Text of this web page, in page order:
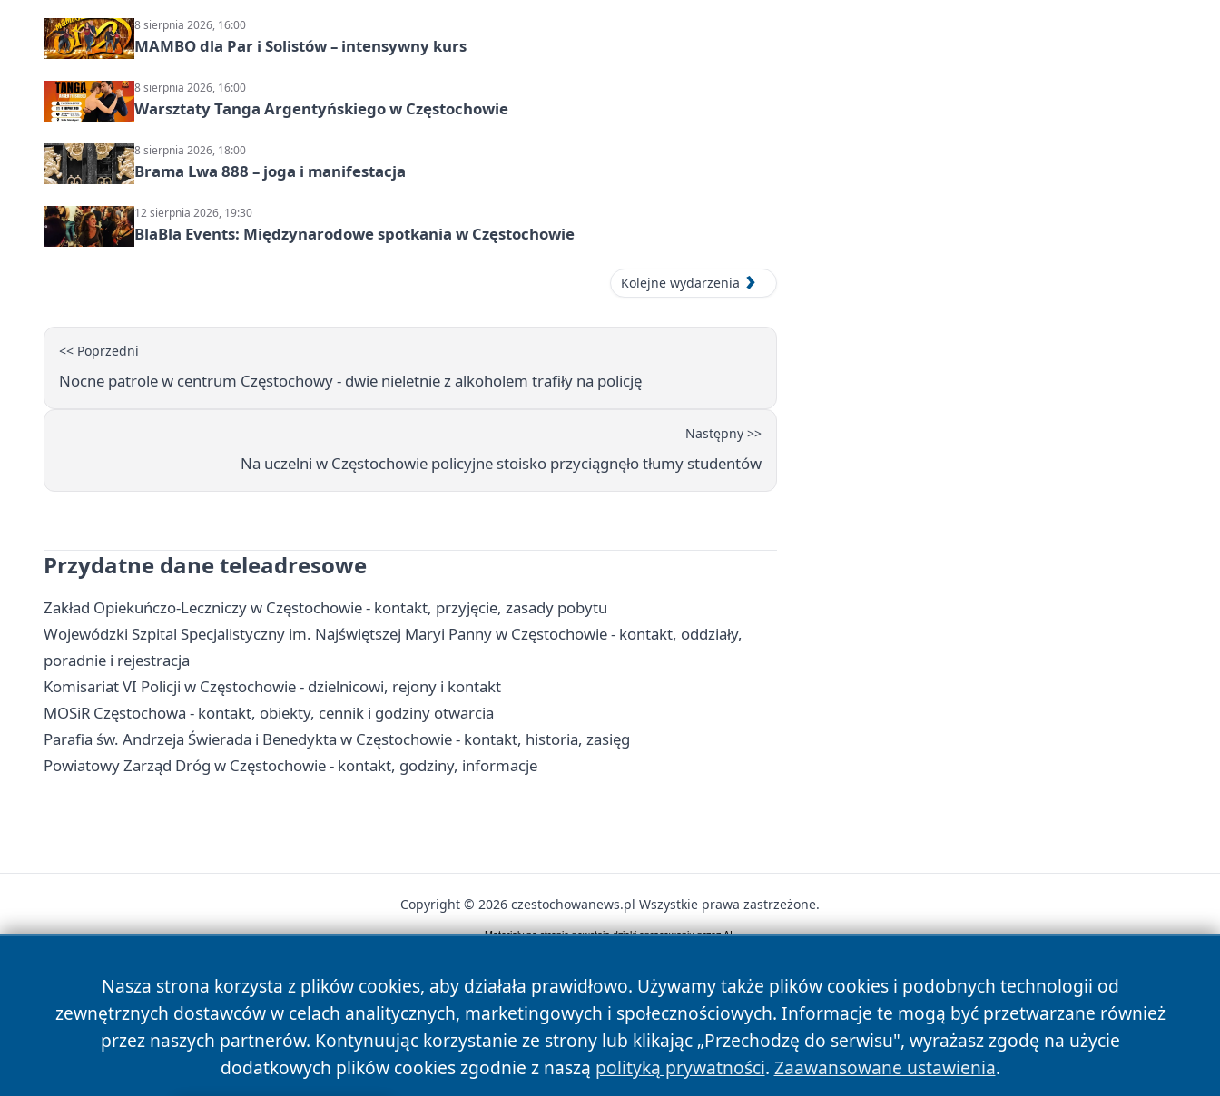
8 sierpnia 2026, 16:00
MAMBO dla Par i Solistów – intensywny kurs
8 sierpnia 2026, 16:00
Warsztaty Tanga Argentyńskiego w Częstochowie
8 sierpnia 2026, 18:00
Brama Lwa 888 – joga i manifestacja
12 sierpnia 2026, 19:30
BlaBla Events: Międzynarodowe spotkania w Częstochowie
Kolejne wydarzenia
<< Poprzedni
Nocne patrole w centrum Częstochowy - dwie nieletnie z alkoholem trafiły na policję
Następny >>
Na uczelni w Częstochowie policyjne stoisko przyciągnęło tłumy studentów
Przydatne dane teleadresowe
Zakład Opiekuńczo-Leczniczy w Częstochowie - kontakt, przyjęcie, zasady pobytu
Wojewódzki Szpital Specjalistyczny im. Najświętszej Maryi Panny w Częstochowie - kontakt, oddziały,
poradnie i rejestracja
Komisariat VI Policji w Częstochowie - dzielnicowi, rejony i kontakt
MOSiR Częstochowa - kontakt, obiekty, cennik i godziny otwarcia
Parafia św. Andrzeja Świerada i Benedykta w Częstochowie - kontakt, historia, zasięg
Powiatowy Zarząd Dróg w Częstochowie - kontakt, godziny, informacje
Nasza strona korzysta z plików cookies, aby działała prawidłowo. Używamy także plików cookies i podobnych technologii od
zewnętrznych dostawców w celach analitycznych, marketingowych i społecznościowych. Informacje te mogą być przetwarzane również
przez naszych partnerów. Kontynuując korzystanie ze strony lub klikając „Przechodzę do serwisu", wyrażasz zgodę na użycie
dodatkowych plików cookies zgodnie z naszą polityką prywatności. Zaawansowane ustawienia.
Copyright © 2026 czestochowanews.pl Wszystkie prawa zastrzeżone.